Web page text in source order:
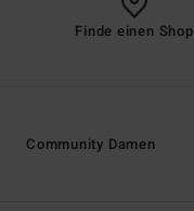
Finde einen Shop
Community Damen